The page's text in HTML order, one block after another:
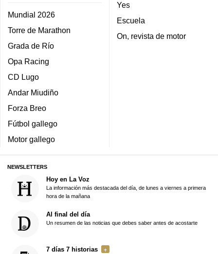
Mundial 2026
Torre de Marathon
Grada de Río
Opa Racing
CD Lugo
Andar Miudiño
Forza Breo
Fútbol gallego
Motor gallego
Yes
Escuela
On, revista de motor
NEWSLETTERS
Hoy en La Voz
La información más destacada del día, de lunes a viernes a primera
hora de la mañana
Al final del día
Un resumen de las noticias que debes saber antes de acostarte
7 días 7 historias